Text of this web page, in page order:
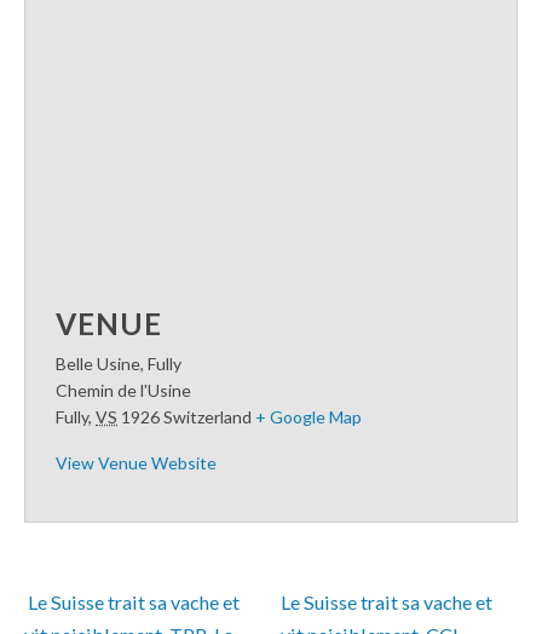
VENUE
Belle Usine, Fully
Chemin de l'Usine
Fully, VS 1926Switzerland + Google Map
View Venue Website
Le Suisse trait sa vache et